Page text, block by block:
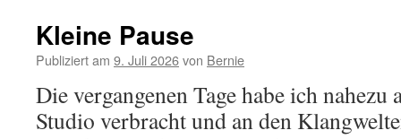
Kleine Pause
Publiziert am 9. Juli 2026von Bernie
Die vergangenen Tage habe ich
Studio verbracht und an den